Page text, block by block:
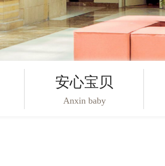
安心宝贝
Anxin baby